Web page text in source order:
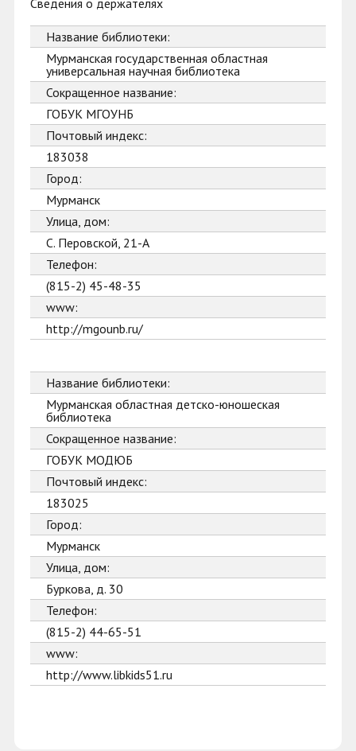
Сведения о держателях
Название библиотеки:
Мурманская государственная областная
универсальная научная библиотека
Сокращенное название:
ГОБУК МГОУНБ
Почтовый индекс:
183038
Город:
Мурманск
Улица, дом:
С. Перовской, 21-А
Телефон:
(815-2) 45-48-35
www:
http://mgounb.ru/
Название библиотеки:
Мурманская областная детско-юношеская
библиотека
Сокращенное название:
ГОБУК МОДЮБ
Почтовый индекс:
183025
Город:
Мурманск
Улица, дом:
Буркова, д. 30
Телефон:
(815-2) 44-65-51
www:
http://www.libkids51.ru